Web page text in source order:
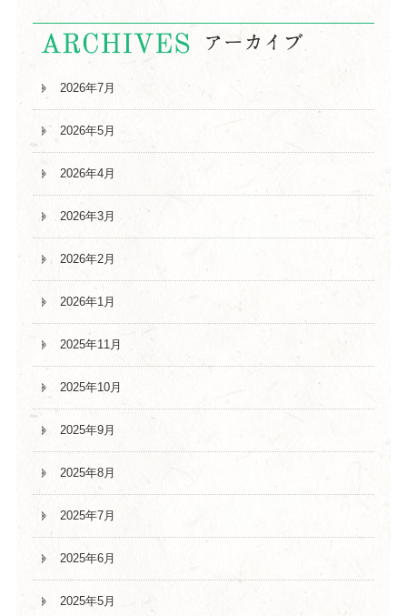
2026年7月
2026年5月
2026年4月
2026年3月
2026年2月
2026年1月
2025年11月
2025年10月
2025年9月
2025年8月
2025年7月
2025年6月
2025年5月